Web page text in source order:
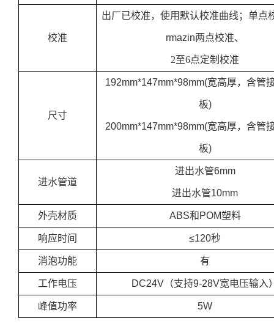
校准
出厂已校准，使用默认校准曲线；单点
rmazin两点校准、
2至6点定制校准
尺寸
192mm*147mm*98mm(宽高厚，含管
板)
200mm*147mm*98mm(宽高厚，含管
板)
进水管道
进出水管6mm
进出水管10mm
外壳材质 ABS和 POM塑料
响应时间 ≤120秒
消泡功能 有
工作电压 DC24V （支持9-28V宽电压输入
峰值功率 5W